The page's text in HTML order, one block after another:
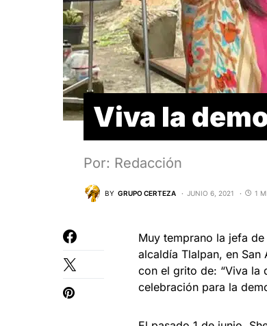
Viva la
Por: Redacción
BY GRUPO CERTEZA JUNIO 6, 2021 1
Muy temprano la jefa
alcaldía Tlalpan, en
con el grito de: “Viva la
celebración para la